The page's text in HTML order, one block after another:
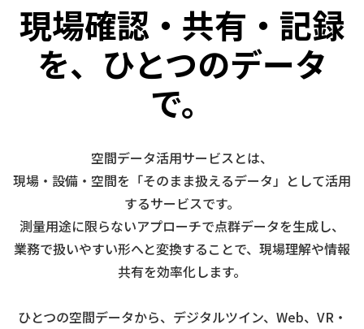
現場確認・共有・記録
を、ひとつのデータ
で。
空間データ活用サービスとは、
現場・設備・空間を「そのまま扱えるデータ」として活用
するサービスです。
測量用途に限らないアプローチで点群データを生成し、
業務で扱いやすい形へと変換することで、現場理解や情報
共有を効率化します。
ひとつの空間データから、デジタルツイン、Web、VR・